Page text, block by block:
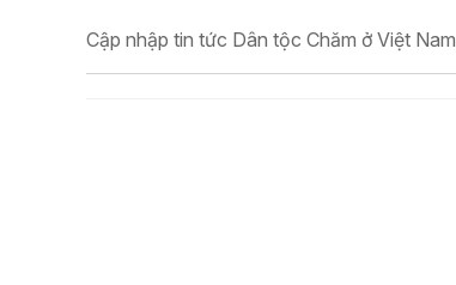
Cập nhập tin tức Dân tộc Chăm ở Việt Nam